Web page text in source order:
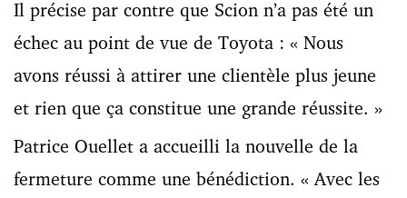
Il précise par contre que Scion n’a pas été un
échec au point de vue de Toyota : « Nous
avons réussi à attirer une clientèle plus jeune
et rien que ça constitue une grande réussite. »
Patrice Ouellet a accueilli la nouvelle de la
fermeture comme une bénédiction. « Avec les